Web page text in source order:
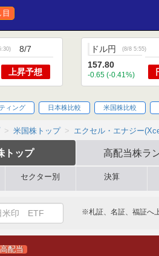
) 8/7
上昇予想
ドル円 (8/8 5:55)
157.80
-0.65 (-0.41%)
ィング 日本株比較 米国株比較
米国株トップ エクセル・エナジー
トップ 高配当株ラ
セクター別 決算
※札証、名証、福証へ
高配当